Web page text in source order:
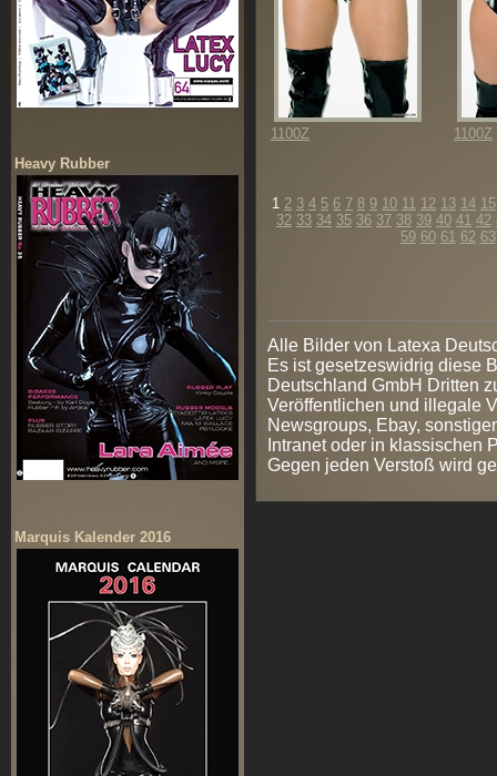
Heavy Rubber
Marquis Kalender 2016
1100Z 1100Z
1 2 3 4 5 6 7 8 9 10 11 12 13 14 15
32 33 34 35 36 37 38 39 40 41 42
59 60 61 62 63
Alle Bilder von Latexa
Es ist gesetzeswidrig diese
Deutschland GmbH Dritten
Veröffentlichen und illegale
Newsgroups, Ebay,
Intranet oder in klassischen
Gegen jeden Verstoß wird